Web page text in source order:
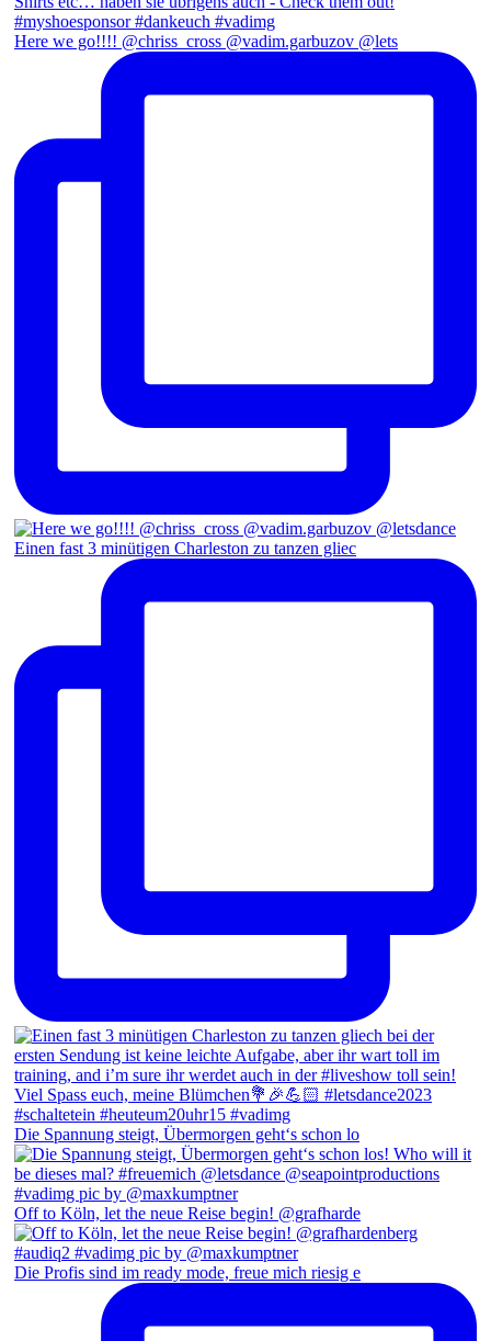
Here we go!!!! @chriss_cross @vadim.garbuzov @lets
Einen fast 3 minütigen Charleston zu tanzen gliec
Die Spannung steigt, Übermorgen geht‘s schon lo
Off to Köln, let the neue Reise begin! @grafharde
Die Profis sind im ready mode, freue mich riesig e